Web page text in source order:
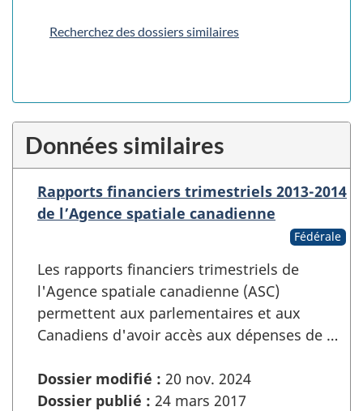
Recherchez des dossiers similaires
Données similaires
Rapports financiers trimestriels 2013-2014
de l’Agence spatiale canadienne
Fédérale
Les rapports financiers trimestriels de
l'Agence spatiale canadienne (ASC)
permettent aux parlementaires et aux
Canadiens d'avoir accès aux dépenses de …
Dossier modifié : 20 nov. 2024
Dossier publié : 24 mars 2017